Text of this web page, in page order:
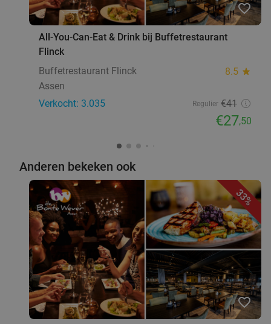
favorite_border
All-You-Can-Eat & Drink bij Buffetrestaurant
Flinck
Buffetrestaurant Flinck
8.5 star
Assen
Verkocht: 3.035
Regulier €41
€27,50
Anderen bekeken ook
33%
favorite_border